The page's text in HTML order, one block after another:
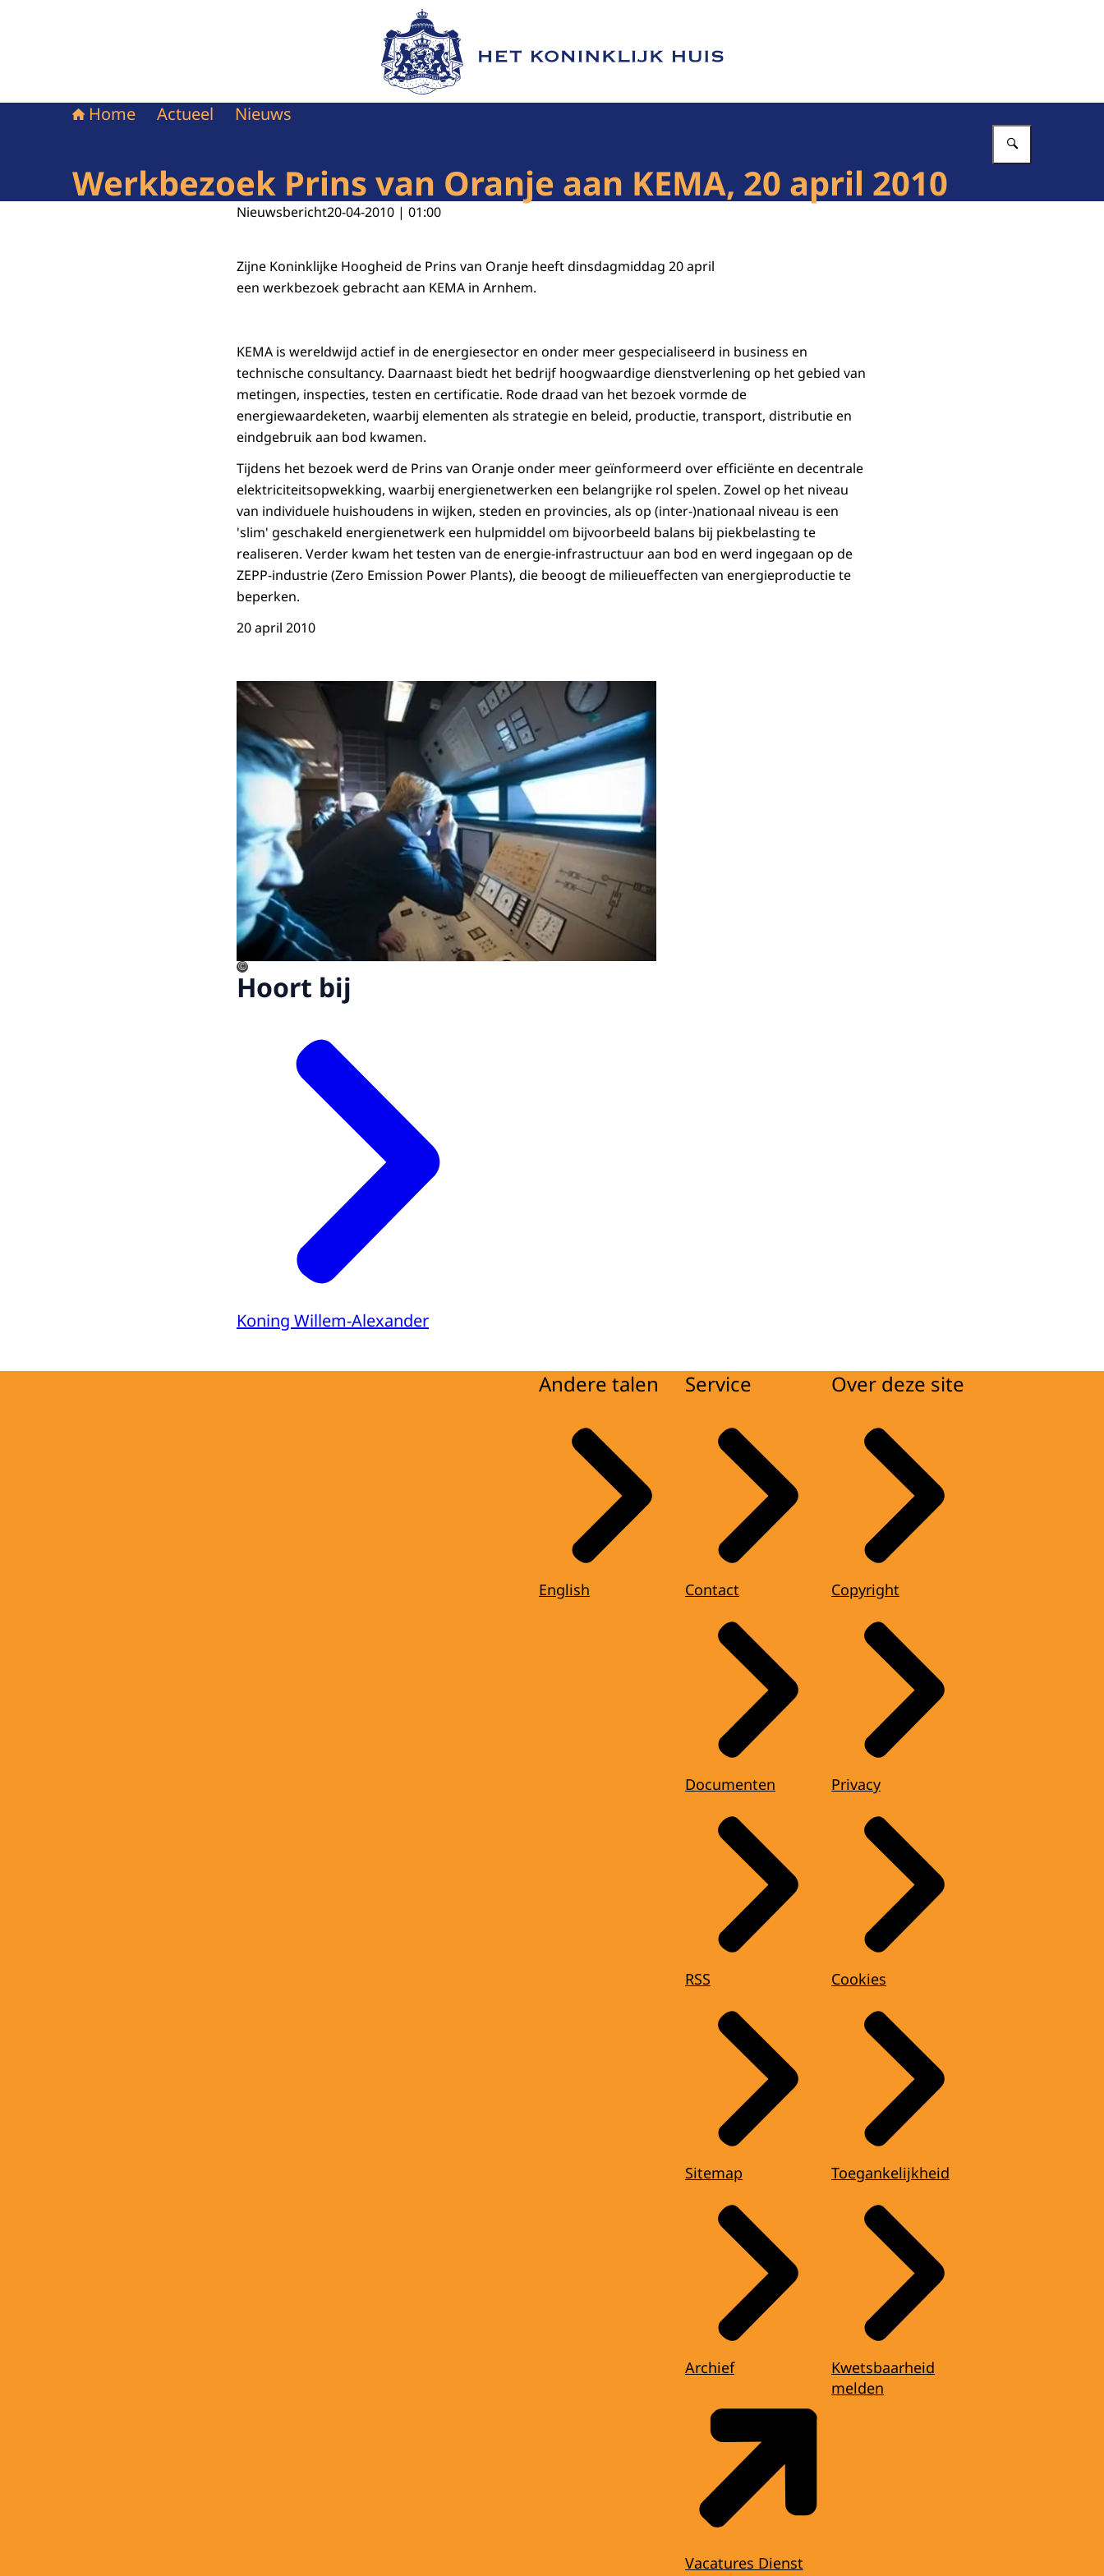
Naar de homepage van Het Koninklijk Huis
Home Actueel Nieuws
Werkbezoek Prins van Oranje aan KEMA, 20 april 2010
Nieuwsbericht20-04-2010 | 01:00
Zijne Koninklijke Hoogheid de Prins van Oranje heeft dinsdagmiddag 20 april
een werkbezoek gebracht aan KEMA in Arnhem.
KEMA is wereldwijd actief in de energiesector en onder meer gespecialiseerd in business en
technische consultancy. Daarnaast biedt het bedrijf hoogwaardige dienstverlening op het gebied van
metingen, inspecties, testen en certificatie. Rode draad van het bezoek vormde de
energiewaardeketen, waarbij elementen als strategie en beleid, productie, transport, distributie en
eindgebruik aan bod kwamen.
Tijdens het bezoek werd de Prins van Oranje onder meer geïnformeerd over efficiënte en decentrale
elektriciteitsopwekking, waarbij energienetwerken een belangrijke rol spelen. Zowel op het niveau
van individuele huishoudens in wijken, steden en provincies, als op (inter-)nationaal niveau is een
'slim' geschakeld energienetwerk een hulpmiddel om bijvoorbeeld balans bij piekbelasting te
realiseren. Verder kwam het testen van de energie-infrastructuur aan bod en werd ingegaan op de
ZEPP-industrie (Zero Emission Power Plants), die beoogt de milieueffecten van energieproductie te
beperken.
20 april 2010
©
Hoort bij
Koning Willem-Alexander
Andere talen
English
Service
Contact
Documenten
RSS
Sitemap
Archief
Vacatures Dienst
Over deze site
Copyright
Privacy
Cookies
Toegankelijkheid
Kwetsbaarheid
melden